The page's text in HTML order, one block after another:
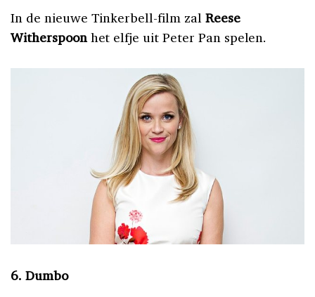
In de nieuwe Tinkerbell-film zal Reese
Witherspoonhet elfje uit Peter Pan spelen.
6. Dumbo